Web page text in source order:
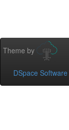
Theme by
DSpace Software